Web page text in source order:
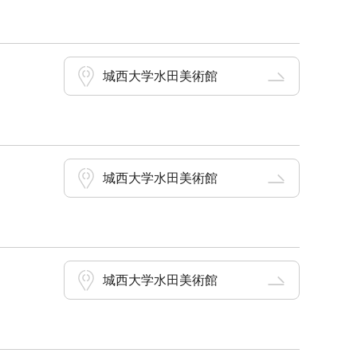
城西大学水田美術館
城西大学水田美術館
城西大学水田美術館